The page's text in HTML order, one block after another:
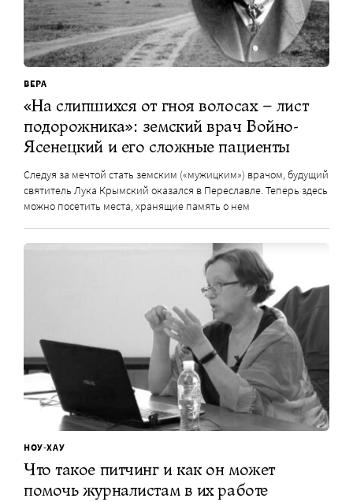
ВЕРА
«На слипшихся от гноя волосах – лист
подорожника»: земский врач Войно-
Ясенецкий и его сложные пациенты
Следуя за мечтой стать земским («мужицким») врачом, будущий
святитель Лука Крымский оказался в Переславле. Теперь здесь
можно посетить места, хранящие память о нем
НОУ-ХАУ
Что такое питчинг и как он может
помочь журналистам в их работе